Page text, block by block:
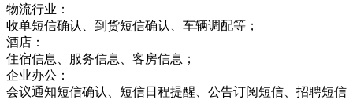
物流行业：
收单短信确认、到货短信确认、车辆调配等；
酒店：
住宿信息、服务信息、客房信息；
企业办公：
会议通知短信确认、短信日程提醒、公告订阅短信、招聘短信